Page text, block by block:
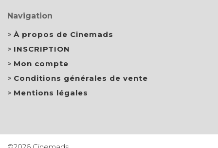
Navigation
À propos de Cinemads
INSCRIPTION
Mon compte
Conditions générales de vente
Mentions légales